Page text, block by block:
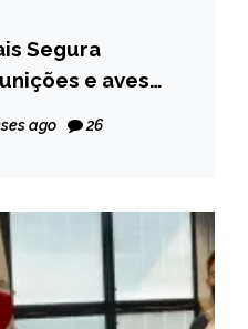
Segura
e aves
ago 26